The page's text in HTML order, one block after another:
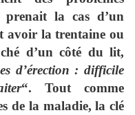
la cas d’un
avoir la trentaine ou
d’un côté du lit,
d’érection : difficile
“. Tout comme
de la maladie, la clé